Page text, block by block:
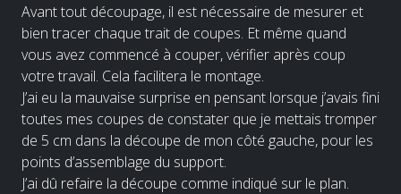
Avant tout découpage, il est nécessaire de mesurer et
bien tracer chaque trait de coupes. Et même quand
vous avez commencé à couper, vérifier après coup
votre travail. Cela facilitera le montage.
J’ai eu la mauvaise surprise en pensant lorsque j’avais fini
toutes mes coupes de constater que je mettais tromper
de 5 cm dans la découpe de mon côté gauche, pour les
points d’assemblage du support.
J’ai dû refaire la découpe comme indiqué sur le plan.